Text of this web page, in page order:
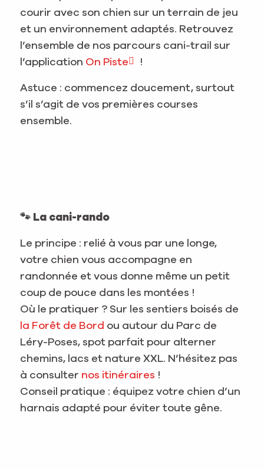
courir avec son chien sur un terrain de jeu
et un environnement adaptés. Retrouvez
l’ensemble de nos parcours cani-trail sur
l’application On Piste !
Astuce : commencez doucement, surtout
s’il s’agit de vos premières courses
ensemble.
🐾 La cani-rando
Le principe : relié à vous par une longe,
votre chien vous accompagne en
randonnée et vous donne même un petit
coup de pouce dans les montées !
Où le pratiquer ? Sur les sentiers boisés de
la Forêt de Bord ou autour du Parc de
Léry-Poses, spot parfait pour alterner
chemins, lacs et nature XXL. N’hésitez pas
à consulter nos itinéraires !
Conseil pratique : équipez votre chien d’un
harnais adapté pour éviter toute gêne.